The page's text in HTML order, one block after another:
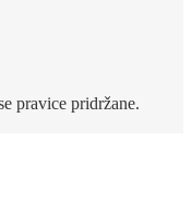
pravice pridržane.